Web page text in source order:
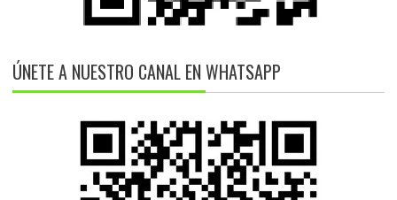
ÚNETE A NUESTRO CANAL EN WHATSAPP